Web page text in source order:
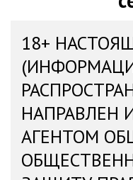
18+
НАПРАВЛЕН
АГЕНТОМ